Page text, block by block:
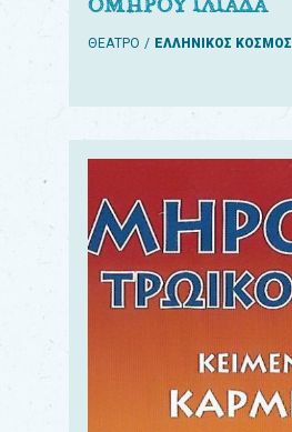
ΘΕΑΤΡΟ ΕΛΛΗΝΙΚΟΣ ΚΟΣΜΟΣ